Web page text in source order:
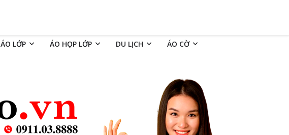
ÁO LỚP ÁO HỌP LỚP DU LỊCH ÁO CỜ